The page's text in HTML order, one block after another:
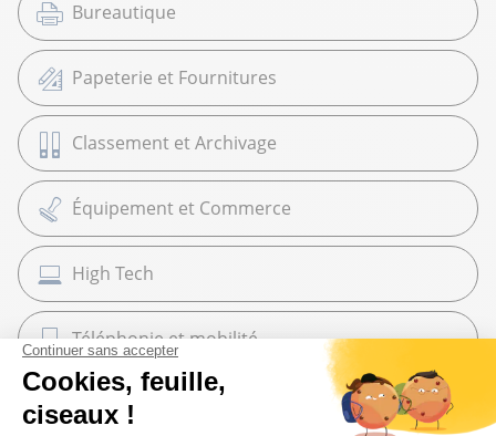
Bureautique
Papeterie et Fournitures
Classement et Archivage
Équipement et Commerce
High Tech
Téléphonie et mobilité
Maroquinerie